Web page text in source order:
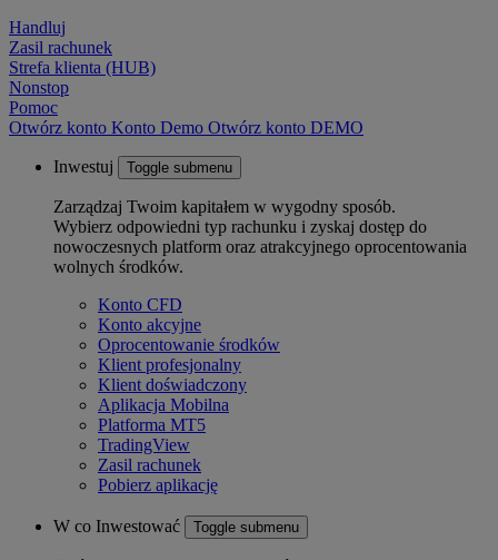
Handluj
Zasil rachunek
Strefa klienta (HUB)
Nonstop
Pomoc
Otwórz konto Konto Demo Otwórz konto DEMO
Inwestuj Toggle submenu
Zarządzaj Twoim kapitałem w wygodny sposób.
Wybierz odpowiedni typ rachunku i zyskaj dostęp do
nowoczesnych platform oraz atrakcyjnego oprocentowania
wolnych środków.
Konto CFD
Konto akcyjne
Oprocentowanie środków
Klient profesjonalny
Klient doświadczony
Aplikacja Mobilna
Platforma MT5
TradingView
Zasil rachunek
Pobierz aplikację
W co Inwestować Toggle submenu